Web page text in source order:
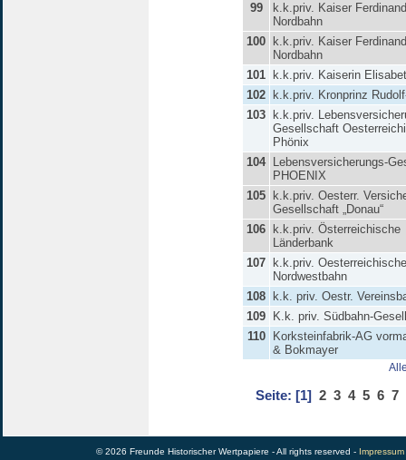
99
k.k.priv. Kaiser
Nordbahn
100
k.k.priv. Kaiser
Nordbahn
101
k.k.priv. Kaiserin
102
k.k.priv. Kronprinz
103
k.k.priv.
Gesellschaft
Phönix
104
Lebensversicherungs-
PHOENIX
105
k.k.priv. Oesterr.
Gesellschaft „Donau“
106
k.k.priv. Österreichische
Länderbank
107
k.k.priv. Oesterreichische
Nordwestbahn
108
k.k. priv. Oestr.
109
K.k. priv. Südbahn-
110
Korksteinfabrik-AG
& Bokmayer
Seite: [1] 2 3 4 5 6 7
© 2026 Freunde Historischer Wertpapiere - All rights reserved - Impressum